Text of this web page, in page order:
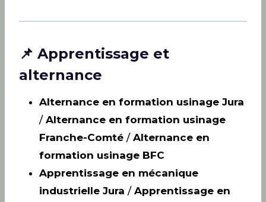
📌 Apprentissage et
alternance
Alternance en formation usinage Jura
/ Alternance en formation usinage
Franche-Comté / Alternance en
formation usinage BFC
Apprentissage en mécanique
industrielle Jura / Apprentissage en